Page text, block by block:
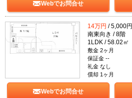
Webでお問合せ
14万円 / 5,000円
南東向き / 8階
1LDK / 58.02㎡
敷金 2ヶ月
保証金 --
礼金 なし
償却 1ヶ月
Webでお問合せ